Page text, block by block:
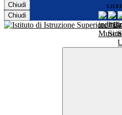
Chiudi
Chiudi
LICEI